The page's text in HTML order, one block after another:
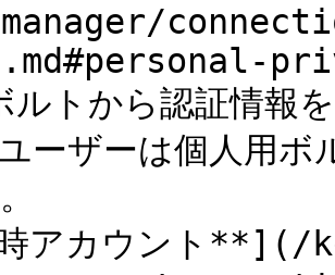
ーザーは個人用
アカウント